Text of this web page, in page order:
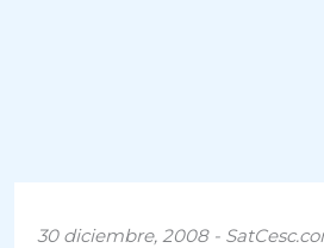
30 diciembre, 2008 -